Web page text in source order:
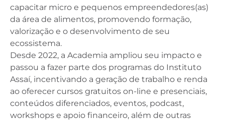
capacitar micro e pequenos empreendedores(as)
da área de alimentos, promovendo formação,
valorização e o desenvolvimento de seu
ecossistema.
Desde 2022, a Academia ampliou seu impacto e
passou a fazer parte dos programas do Instituto
Assaí, incentivando a geração de trabalho e renda
ao oferecer cursos gratuitos on-line e presenciais,
conteúdos diferenciados, eventos, podcast,
workshops e apoio financeiro, além de outras